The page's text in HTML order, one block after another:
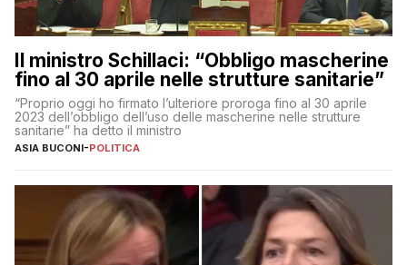
Il ministro Schillaci: “Obbligo mascherine
fino al 30 aprile nelle strutture sanitarie”
“Proprio oggi ho firmato l’ulteriore proroga fino al 30 aprile
2023 dell’obbligo dell’uso delle mascherine nelle strutture
sanitarie” ha detto il ministro
ASIA BUCONI-POLITICA